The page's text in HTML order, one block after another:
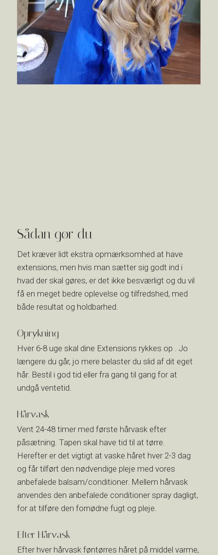
Sådan gør du
Det kræver lidt ekstra opmærksomhed at have
extensions, men hvis man sætter sig godt ind i
hvad der skal gøres, er det ikke besværligt og du vil
få en meget bedre oplevelse og tilfredshed, med
både resultat og holdbarhed​.
​Oprykning
Hver 6-8 uge skal dine Extensions rykkes op . Jo
længere du går, jo mere belaster du slid af dit eget
hår. Bestil i god tid eller fra gang til gang for at
undgå ventetid.
Hårvask
Vent 24-48 timer med første hårvask efter
påsætning. Tapen skal have tid til at tørre.
Herefter er det vigtigt at vaske håret hver 2-3 dag
og får tilført den nødvendige pleje med vores
anbefalede balsam/conditioner. Mellem hårvask
anvendes den anbefalede conditioner spray dagligt,
for at tilføre den fornødne fugt og pleje.​​​
Efter Hårvask
Efter hver hårvask føntørres håret på middel varme,